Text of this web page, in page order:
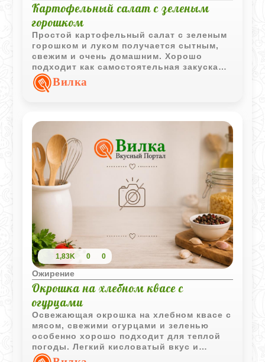
Картофельный салат с зеленым
горошком
Простой картофельный салат с зеленым
горошком и луком получается сытным,
свежим и очень домашним. Хорошо
подходит как самостоятельная закуска
или дополнение к горячим блюдам.
Вилка
1,83K 0 0
Ожирение
Окрошка на хлебном квасе с
огурцами
Освежающая окрошка на хлебном квасе с
мясом, свежими огурцами и зеленью
особенно хорошо подходит для теплой
погоды. Легкий кисловатый вкус и
прохладная подача делают блюдо очень